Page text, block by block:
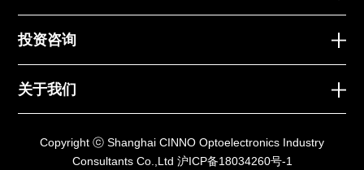
投资咨询
关于我们
Copyright ⓒ Shanghai CINNO Optoelectronics Industry
Consultants Co.,Ltd 沪ICP备18034260号-1